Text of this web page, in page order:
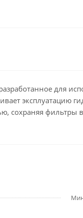
для
сохраняя фильтры